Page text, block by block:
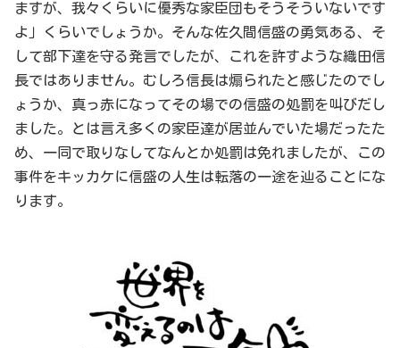
ますが、我々くらいに優秀な家臣団もそうそういないです
よ」くらいでしょうか。そんな佐久間信盛の勇気ある、そ
して部下達を守る発言でしたが、これを許すような織田信
長ではありません。むしろ信長は煽られたと感じたのでし
ょうか、真っ赤になってその場での信盛の処罰を叫びだし
ました。とは言え多くの家臣達が居並んでいた場だったた
め、一同で取りなしてなんとか処罰は免れましたが、この
事件をキッカケに信盛の人生は転落の一途を辿ることにな
ります。